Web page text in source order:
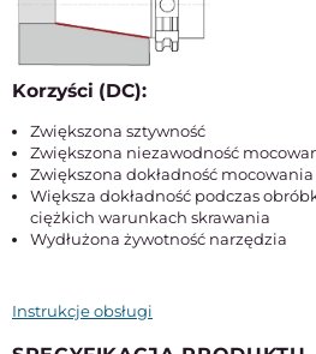
Korzyści (DC):
Zwiększona sztywność
Zwiększona niezawodność
Zwiększona dokładność
Większa dokładność podczas
ciężkich warunkach skrawania
Wydłużona żywotność narzędzia
Instrukcje obsługi